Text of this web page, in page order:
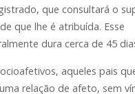
que consultará o
que lhe é atribuída. Esse
dura cerca de 45
aqueles pais
relação de afeto, sem